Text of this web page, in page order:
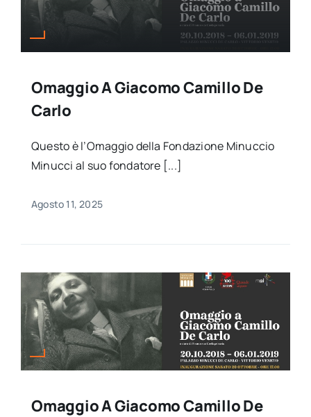
Omaggio A Giacomo Camillo De
Carlo
Questo è l’Omaggio della Fondazione Minuccio
Minucci al suo fondatore [...]
Agosto 11, 2025
Omaggio A Giacomo Camillo De